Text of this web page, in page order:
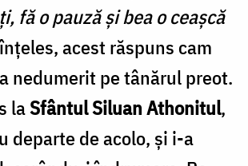
fă o pauză și bea o ceașcă
acest răspuns cam
nedumerit pe tânărul preot.
laSfântul Siluan Athonitul,
departe de acolo, și i-a